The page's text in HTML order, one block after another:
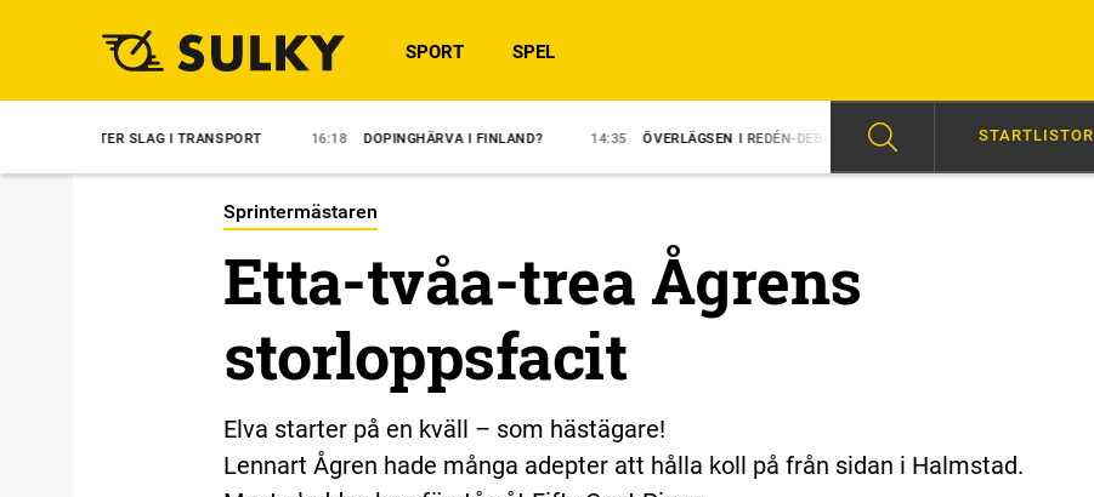
SPORT SPEL
I TRANSPORT 16:18 DOPINGHÄRVA I FINLAND? 14:35 ÖVERLÄGSEN I REDÉN-DEBUT 14:31 MAJBLOMSTER KOM LÖS EFTER SEGERN
STARTLISTOR
Sprintermästaren
Etta-tvåa-trea Ågrens
storloppsfacit
Elva starter på en kväll – som hästägare!
Lennart Ågren hade många adepter att hålla koll på från sidan i Halmstad.